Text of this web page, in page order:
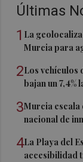
Últimas
1 La
Murcia para
2Los vehículos
bajan un 7,4%
3Murcia escala
nacional de
4La Playa del
accesibilidad